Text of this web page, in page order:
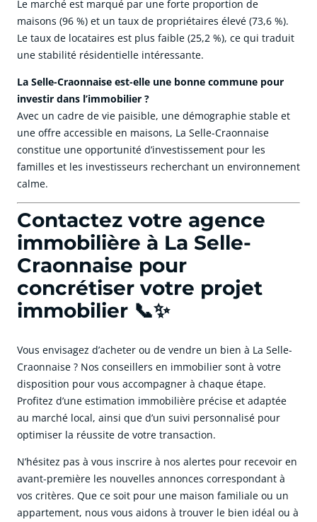
Le marché est marqué par une forte proportion de
maisons (96 %) et un taux de propriétaires élevé (73,6 %).
Le taux de locataires est plus faible (25,2 %), ce qui traduit
une stabilité résidentielle intéressante.
La Selle-Craonnaise est-elle une bonne commune pour
investir dans l’immobilier ?
Avec un cadre de vie paisible, une démographie stable et
une offre accessible en maisons, La Selle-Craonnaise
constitue une opportunité d’investissement pour les
familles et les investisseurs recherchant un environnement
calme.
Contactez votre agence
immobilière à La Selle-
Craonnaise pour
concrétiser votre projet
immobilier 📞✨
Vous envisagez d’acheter ou de vendre un bien à La Selle-
Craonnaise ? Nos conseillers en immobilier sont à votre
disposition pour vous accompagner à chaque étape.
Profitez d’une estimation immobilière précise et adaptée
au marché local, ainsi que d’un suivi personnalisé pour
optimiser la réussite de votre transaction.
N’hésitez pas à vous inscrire à nos alertes pour recevoir en
avant-première les nouvelles annonces correspondant à
vos critères. Que ce soit pour une maison familiale ou un
appartement, nous vous aidons à trouver le bien idéal ou à